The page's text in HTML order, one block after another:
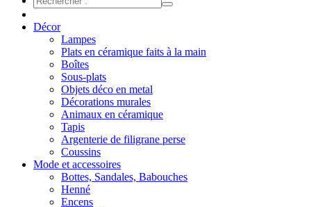
Décor
Lampes
Plats en céramique faits à la main
Boîtes
Sous-plats
Objets déco en metal
Décorations murales
Animaux en céramique
Tapis
Argenterie de filigrane perse
Coussins
Mode et accessoires
Bottes, Sandales, Babouches
Henné
Encens